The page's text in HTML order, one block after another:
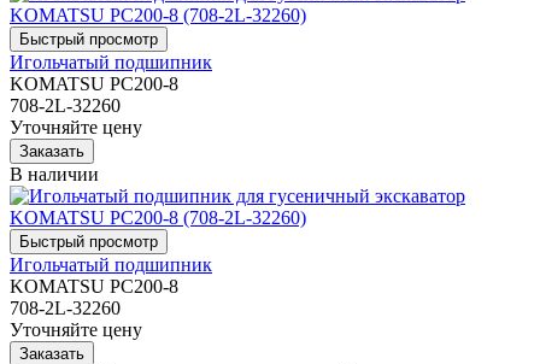
Игольчатый подшипник
KOMATSU PC200-8
708-2L-32260
Уточняйте цену
В наличии
Игольчатый подшипник
KOMATSU PC200-8
708-2L-32260
Уточняйте цену